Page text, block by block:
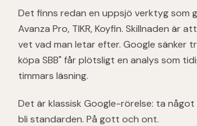
Det finns redan en uppsjö verktyg som
Avanza Pro, TIKR, Koyfin. Skillnaden är
vet vad man letar efter. Google sänker
köpa SBB" får plötsligt en analys som
timmars läsning.
Det är klassisk Google-rörelse: ta
bli standarden. På gott och ont.